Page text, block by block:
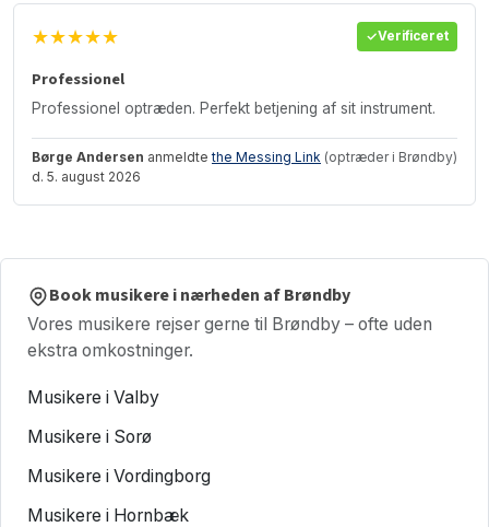
★★★★★ Verificeret
Professionel
Professionel optræden. Perfekt betjening af sit instrument.
Børge Andersen anmeldtethe Messing Link (optræder i Brøndby)
d. 5. august 2026
Book musikere i nærheden af Brøndby
Vores musikere rejser gerne til Brøndby – ofte uden
ekstra omkostninger.
Musikere i Valby
Musikere i Sorø
Musikere i Vordingborg
Musikere i Hornbæk